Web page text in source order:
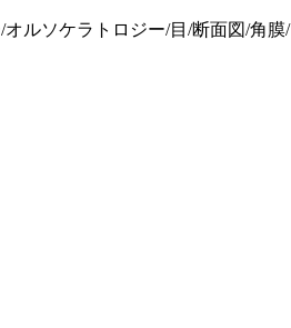
ルソケラトロジー/目/断面図/角膜/